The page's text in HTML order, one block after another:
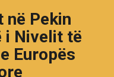
në Pekin
i Nivelit të
Europës